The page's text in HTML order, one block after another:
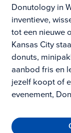
Donutology in
inventieve,
tot een nieuwe
Kansas City
donuts,
aanbod fris en
jezelf koopt of
evenement,